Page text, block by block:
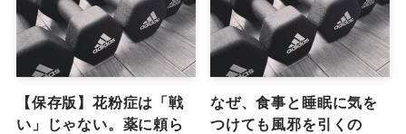
【保存版】花粉症は「戦
い」じゃない。薬に頼ら
なぜ、食事と睡眠に気を
つけても風邪を引くの